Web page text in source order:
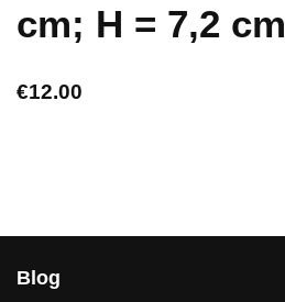
cm; H = 7,2 cm
€12.00
Blog